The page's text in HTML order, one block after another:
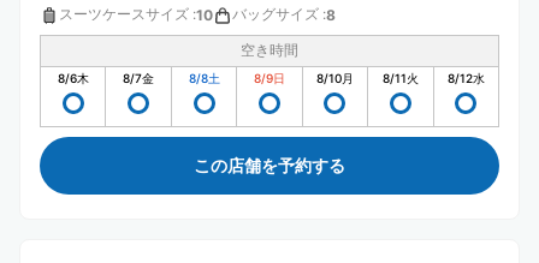
スーツケースサイズ :10 バッグサイズ :8
空き時間
8/6木 8/7金 8/8土 8/9日 8/10月 8/11火 8/12水
この店舗を予約する